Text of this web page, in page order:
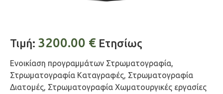
Τιμή: 3200.00 € Ετησίως
Ενοικίαση προγραμμάτων Στρωματογραφία,
Στρωματογραφία Καταγραφές, Στρωματογραφία
Διατομές, Στρωματογραφία Χωματουργικές εργασίες